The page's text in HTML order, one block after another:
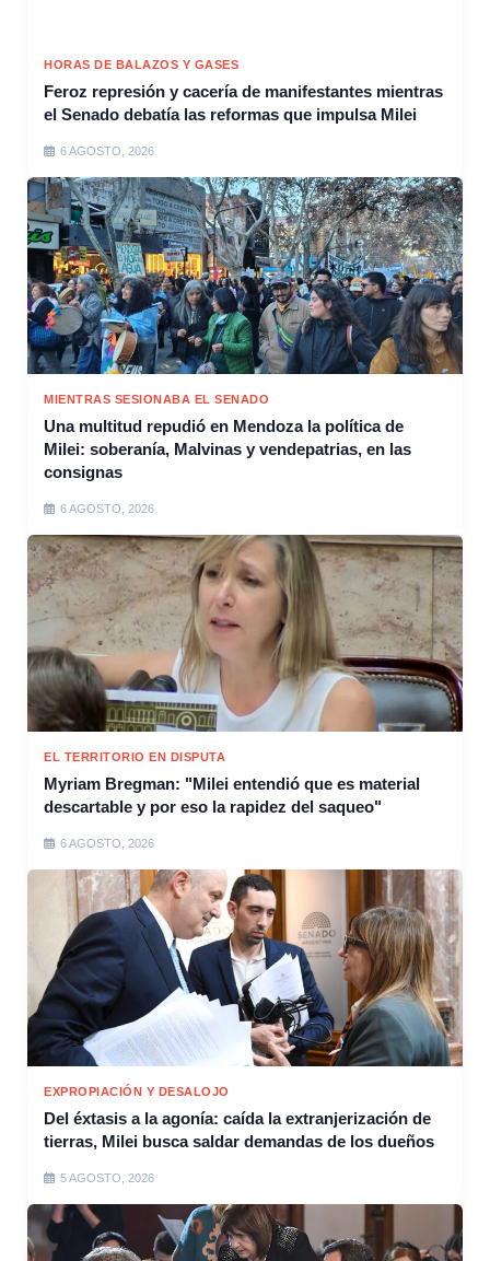
HORAS DE BALAZOS Y GASES
Feroz represión y cacería de manifestantes mientras
el Senado debatía las reformas que impulsa Milei
6 AGOSTO, 2026
MIENTRAS SESIONABA EL SENADO
Una multitud repudió en Mendoza la política de
Milei: soberanía, Malvinas y vendepatrias, en las
consignas
6 AGOSTO, 2026
EL TERRITORIO EN DISPUTA
Myriam Bregman: "Milei entendió que es material
descartable y por eso la rapidez del saqueo"
6 AGOSTO, 2026
EXPROPIACIÓN Y DESALOJO
Del éxtasis a la agonía: caída la extranjerización de
tierras, Milei busca saldar demandas de los dueños
5 AGOSTO, 2026